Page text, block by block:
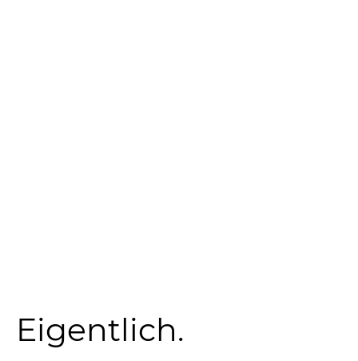
Eigentlich.